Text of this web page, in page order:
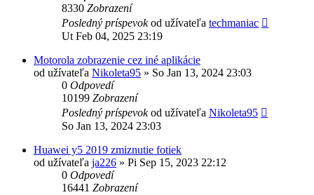
8330 Zobrazení
Posledný príspevokod užívateľa techmaniac
Ut Feb 04, 2025 23:19
Motorola zobrazenie cez iné aplikácie
od užívateľa Nikoleta95 » So Jan 13, 2024 23:03
0 Odpovedí
10199 Zobrazení
Posledný príspevokod užívateľa Nikoleta95
So Jan 13, 2024 23:03
Huawei y5 2019 zmiznutie fotiek
od užívateľa ja226 » Pi Sep 15, 2023 22:12
0 Odpovedí
16441 Zobrazení